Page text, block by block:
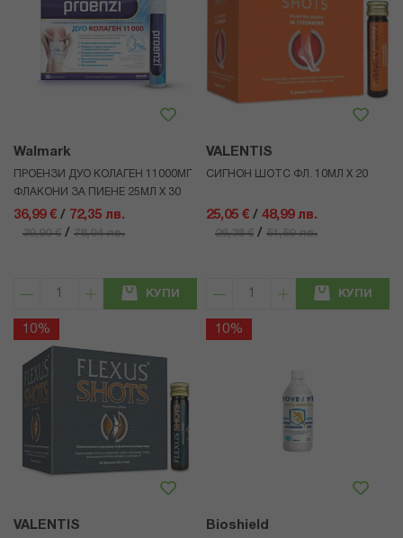
Walmark
ПРОЕНЗИ ДУО КОЛАГЕН 11000МГ
ФЛАКОНИ ЗА ПИЕНЕ 25МЛ Х 30
36,99 € / 72,35 лв.
39,90 € / 78,04 лв.
КУПИ
VALENTIS
СИГНОН ШОТС ФЛ. 10МЛ Х 20
25,05 € / 48,99 лв.
26,38 € / 51,59 лв.
КУПИ
10%
VALENTIS
10%
Bioshield